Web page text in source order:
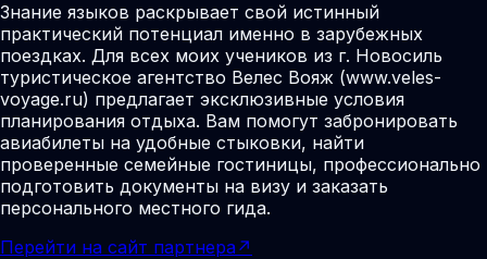
Знание языков раскрывает свой истинный
практический потенциал именно в зарубежных
поездках. Для всех моих учеников из г. Новосиль
туристическое агентство Велес Вояж (www.veles-
voyage.ru) предлагает эксклюзивные условия
планирования отдыха. Вам помогут забронировать
авиабилеты на удобные стыковки, найти
проверенные семейные гостиницы, профессионально
подготовить документы на визу и заказать
персонального местного гида.
Перейти на сайт партнера ↗